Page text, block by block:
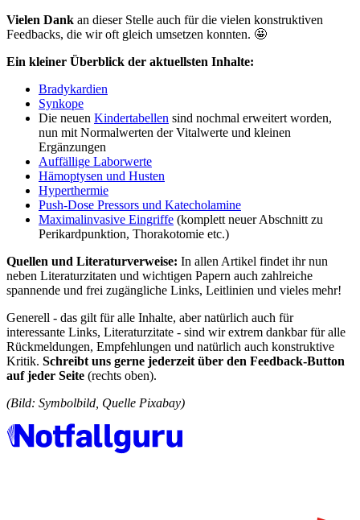
Vielen Dank an dieser Stelle auch für die vielen konstruktiven
Feedbacks, die wir oft gleich umsetzen konnten. 🤩
Ein kleiner Überblick der aktuellsten Inhalte:
Bradykardien
Synkope
Die neuen Kindertabellen sind nochmal erweitert worden,
nun mit Normalwerten der Vitalwerte und kleinen
Ergänzungen
Auffällige Laborwerte
Hämoptysen und Husten
Hyperthermie
Push-Dose Pressors und Katecholamine
Maximalinvasive Eingriffe (komplett neuer Abschnitt zu
Perikardpunktion, Thorakotomie etc.)
Quellen und Literaturverweise: In allen Artikel findet ihr nun
neben Literaturzitaten und wichtigen Papern auch zahlreiche
spannende und frei zugängliche Links, Leitlinien und vieles mehr!
Generell - das gilt für alle Inhalte, aber natürlich auch für
interessante Links, Literaturzitate - sind wir extrem dankbar für alle
Rückmeldungen, Empfehlungen und natürlich auch konstruktive
Kritik. Schreibt uns gerne jederzeit über den Feedback-Button
auf jeder Seite (rechts oben).
(Bild: Symbolbild, Quelle Pixabay)